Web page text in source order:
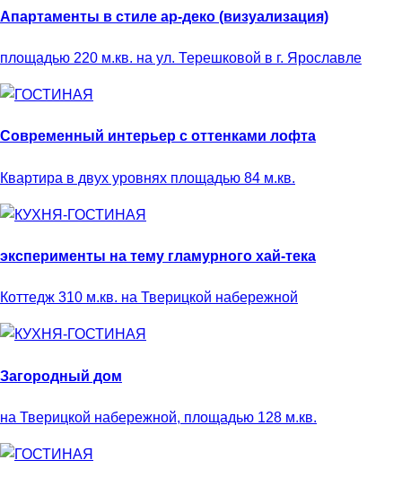
Апартаменты в стиле ар-деко (визуализация)
площадью 220 м.кв. на ул. Терешковой в г. Ярославле
Современный интерьер с оттенками лофта
Квартира в двух уровнях площадью 84 м.кв.
эксперименты на тему гламурного хай-тека
Коттедж 310 м.кв. на Тверицкой набережной
Загородный дом
на Тверицкой набережной, площадью 128 м.кв.